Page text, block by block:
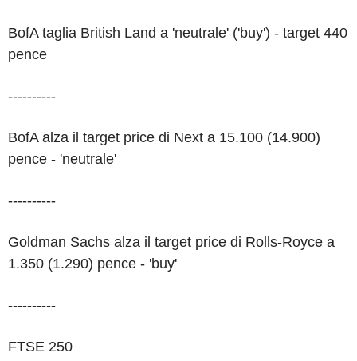
BofA taglia British Land a 'neutrale' ('buy') - target 440
pence
----------
BofA alza il target price di Next a 15.100 (14.900)
pence - 'neutrale'
----------
Goldman Sachs alza il target price di Rolls-Royce a
1.350 (1.290) pence - 'buy'
----------
FTSE 250